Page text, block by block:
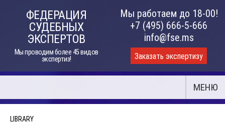
ФЕДЕРАЦИЯ
СУДЕБНЫХ
ЭКСПЕРТОВ
Мы проводим более 45 видов
экспертиз!
Мы работаем до 18-00!
+7 (495) 666-5-666
info@fse.ms
Заказать экспертизу
МЕНЮ
LIBRARY